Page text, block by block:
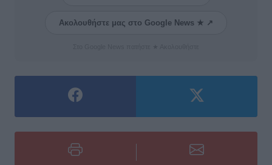
Ακολουθήστε μας στο Google News ★ ↗